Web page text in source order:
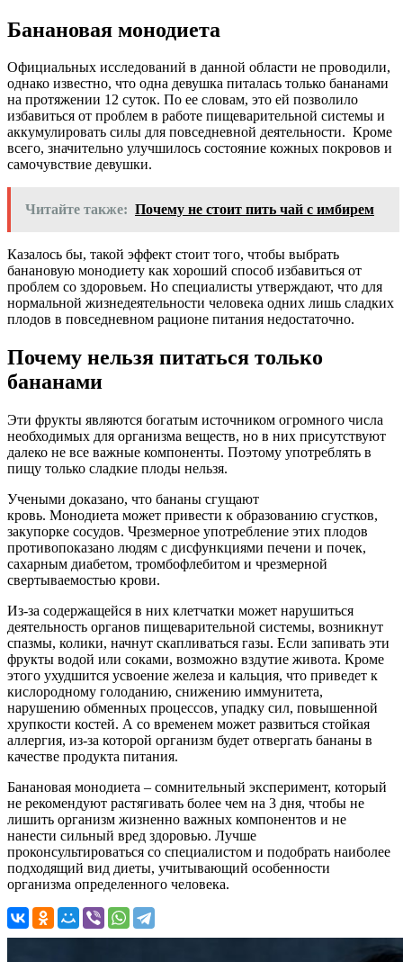
Банановая монодиета
Официальных исследований в данной области не проводили,
однако известно, что одна девушка питалась только бананами
на протяжении 12 суток. По ее словам, это ей позволило
избавиться от проблем в работе пищеварительной системы и
аккумулировать силы для повседневной деятельности. Кроме
всего, значительно улучшилось состояние кожных покровов и
самочувствие девушки.
Читайте также: Почему не стоит пить чай с имбирем
Казалось бы, такой эффект стоит того, чтобы выбрать
банановую монодиету как хороший способ избавиться от
проблем со здоровьем. Но специалисты утверждают, что для
нормальной жизнедеятельности человека одних лишь сладких
плодов в повседневном рационе питания недостаточно.
Почему нельзя питаться только
бананами
Эти фрукты являются богатым источником огромного числа
необходимых для организма веществ, но в них присутствуют
далеко не все важные компоненты. Поэтому употреблять в
пищу только сладкие плоды нельзя.
Учеными доказано, что бананы сгущают
кровь. Монодиета может привести к образованию сгустков,
закупорке сосудов. Чрезмерное употребление этих плодов
противопоказано людям с дисфункциями печени и почек,
сахарным диабетом, тромбофлебитом и чрезмерной
свертываемостью крови.
Из-за содержащейся в них клетчатки может нарушиться
деятельность органов пищеварительной системы, возникнут
спазмы, колики, начнут скапливаться газы. Если запивать эти
фрукты водой или соками, возможно вздутие живота. Кроме
этого ухудшится усвоение железа и кальция, что приведет к
кислородному голоданию, снижению иммунитета,
нарушению обменных процессов, упадку сил, повышенной
хрупкости костей. А со временем может развиться стойкая
аллергия, из-за которой организм будет отвергать бананы в
качестве продукта питания.
Банановая монодиета – сомнительный эксперимент, который
не рекомендуют растягивать более чем на 3 дня, чтобы не
лишить организм жизненно важных компонентов и не
нанести сильный вред здоровью. Лучше
проконсультироваться со специалистом и подобрать наиболее
подходящий вид диеты, учитывающий особенности
организма определенного человека.